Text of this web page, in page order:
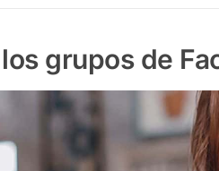
grupos de